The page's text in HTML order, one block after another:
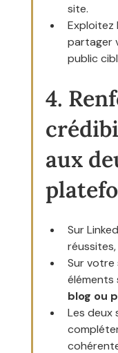
site.
Exploitez
partager
public
4.
aux
Sur
Sur votre
éléments
blog ou
Les deux